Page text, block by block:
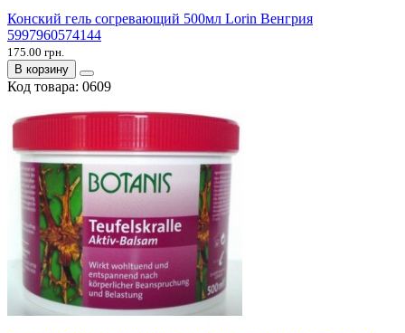
Конский гель согревающий 500мл Lorin Венгрия
5997960574144
175.00 грн.
В корзину
Код товара: 0609